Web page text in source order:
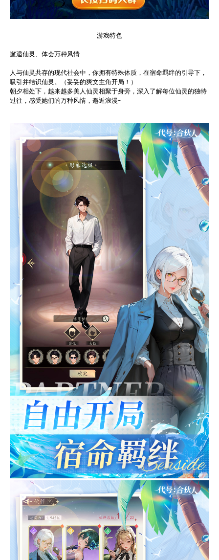
游戏特色
邂逅仙灵、体会万种风情
人与仙灵共存的现代社会中，你拥有特殊体质，在宿命羁绊的引导下，
吸引并结识仙灵。（妥妥的爽文主角开局！）
朝夕相处下，越来越多美人仙灵相聚于身旁，深入了解每位仙灵的独特
过往，感受她们的万种风情，邂逅浪漫~